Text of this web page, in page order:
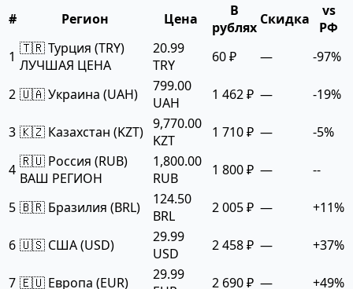
#
Регион Цена
В
рублях Скидка
vs
РФ
1 🇹🇷 Турция (TRY)
ЛУЧШАЯ ЦЕНА
20.99
TRY
60 ₽ — -97%
2 🇺🇦 Украина (UAH)
799.00
UAH
1 462 ₽ — -19%
3 🇰🇿 Казахстан (KZT) 9,770.00
KZT
1 710 ₽ — -5%
4 🇷🇺 Россия (RUB)
ВАШ РЕГИОН
1,800.00
RUB
1 800 ₽ — --
5 🇧🇷 Бразилия (BRL)
124.50
BRL
2 005 ₽ — +11%
6 🇺🇸 США (USD)
29.99
USD
2 458 ₽ — +37%
7 🇪🇺 Европа (EUR)
29.99
2 690 ₽ — +49%